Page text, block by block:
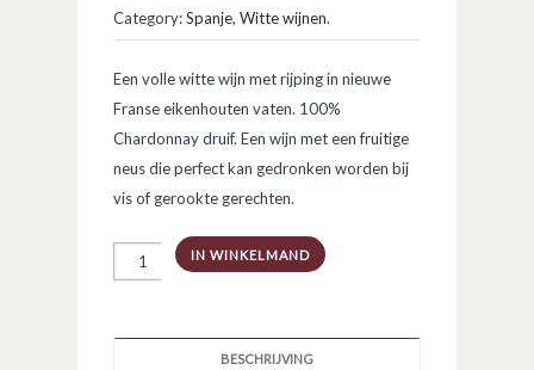
Category:Spanje, Witte wijnen.
Een volle witte wijn met rijping in nieuwe
Franse eikenhouten vaten. 100%
Chardonnay druif. Een wijn met een fruitige
neus die perfect kan gedronken worden bij
vis of gerookte gerechten.
Nodus
Chardonnay
IN WINKELMAND
BESCHRIJVING